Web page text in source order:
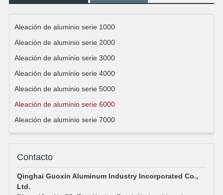
Aleación de aluminio serie 1000
Aleación de aluminio serie 2000
Aleación de aluminio serie 3000
Aleación de aluminio serie 4000
Aleación de aluminio serie 5000
Aleación de aluminio serie 6000
Aleación de aluminio serie 7000
Contacto
Qinghai Guoxin Aluminum Industry Incorporated Co.,
Ltd.